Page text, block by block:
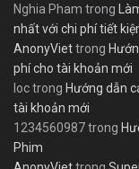
Nghia Pham trong
nhất với chi phí tiết
AnonyViettrong
phí cho tài khoản mới
loctrong Hướng dẫn
tài khoản mới
1234560987trong
Phim